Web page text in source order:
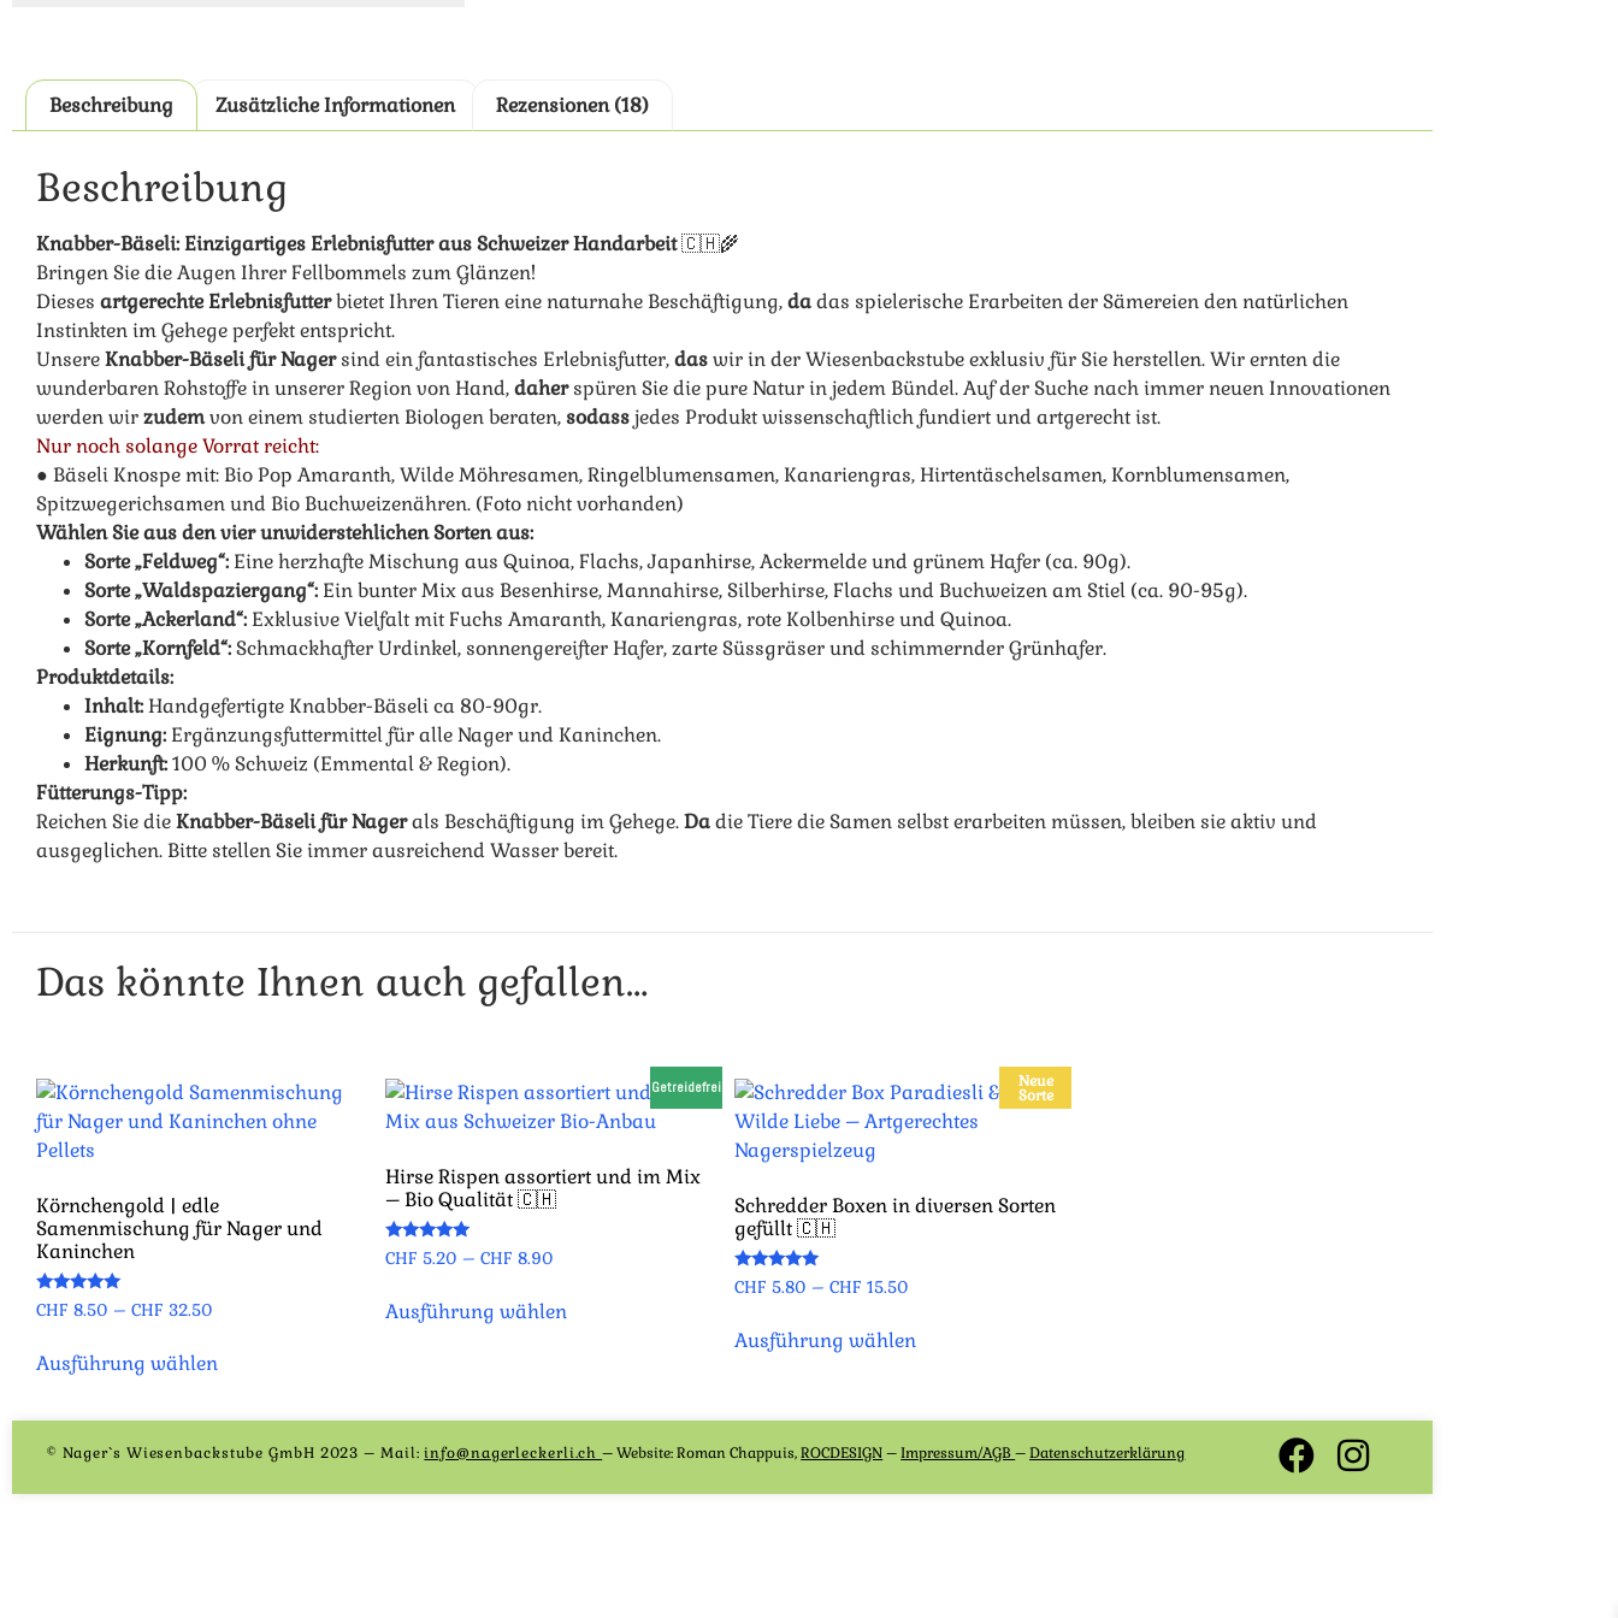
Beschreibung Zusätzliche Informationen Rezensionen (18)
Beschreibung
Knabber-Bäseli: Einzigartiges Erlebnisfutter aus Schweizer Handarbeit🇨🇭🌾
Bringen Sie die Augen Ihrer Fellbommels zum Glänzen!
Dieses artgerechte Erlebnisfutterbietet Ihren Tieren eine naturnahe Beschäftigung,dadas spielerische Erarbeiten der Sämereien den natürlichen
Instinkten im Gehege perfekt entspricht.
UnsereKnabber-Bäseli für Nagersind ein fantastisches Erlebnisfutter,daswir in der Wiesenbackstube exklusiv für Sie herstellen. Wir ernten die
wunderbaren Rohstoffe in unserer Region von Hand,daherspüren Sie die pure Natur in jedem Bündel. Auf der Suche nach immer neuen Innovationen
werden wirzudemvon einem studierten Biologen beraten, sodassjedes Produkt wissenschaftlich fundiert und artgerecht ist.
Nur noch solange Vorrat reicht:
● Bäseli Knospe mit: Bio Pop Amaranth, Wilde Möhresamen, Ringelblumensamen, Kanariengras, Hirtentäschelsamen, Kornblumensamen,
Spitzwegerichsamen und Bio Buchweizenähren. (Foto nicht vorhanden)
Wählen Sie aus den vier unwiderstehlichen Sorten aus:
Sorte „Feldweg“: Eine herzhafte Mischung aus Quinoa, Flachs, Japanhirse, Ackermelde und grünem Hafer (ca. 90g).
Sorte „Waldspaziergang“: Ein bunter Mix aus Besenhirse, Mannahirse, Silberhirse, Flachs und Buchweizen am Stiel (ca. 90-95g).
Sorte „Ackerland“: Exklusive Vielfalt mit Fuchs Amaranth, Kanariengras, rote Kolbenhirse und Quinoa.
Sorte „Kornfeld“:Schmackhafter Urdinkel, sonnengereifter Hafer, zarte Süssgräser und schimmernder Grünhafer.
Produktdetails:
Inhalt:Handgefertigte Knabber-Bäseli ca 80-90gr.
Eignung: Ergänzungsfuttermittel für alle Nager und Kaninchen.
Herkunft:100 % Schweiz (Emmental & Region).
Fütterungs-Tipp:
Reichen Sie dieKnabber-Bäseli für Nagerals Beschäftigung im Gehege.Dadie Tiere die Samen selbst erarbeiten müssen, bleiben sie aktiv und
ausgeglichen. Bitte stellen Sie immer ausreichend Wasser bereit.
Das könnte Ihnen auch gefallen…
Körnchengold | edle
Samenmischung für Nager und
Kaninchen
Bewertet
mit
von 5
CHF 8.50 – CHF 32.50
Ausführung wählen
Getreidefrei
Hirse Rispen assortiert und im Mix
– Bio Qualität 🇨🇭
Bewertet
mit
von 5
CHF 5.20 – CHF 8.90
Ausführung wählen
Neue
Sorte
Schredder Boxen in diversen Sorten
gefüllt 🇨🇭
Bewertet
mit
von 5
CHF 5.80 – CHF 15.50
Ausführung wählen
© Nager`s Wiesenbackstube GmbH 2023 – Mail:info@nagerleckerli.ch– Website:Roman Chappuis,ROCDESIGN–Impressum/AGB–Datenschutzerklärung